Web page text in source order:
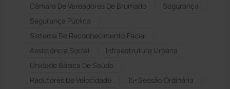
Câmara De Vereadores De Brumado
Segurança
Segurança Pública
Sistema De Reconhecimento Facial
Assistência Social
Infraestrutura Urbana
Unidade Básica De Saúde
Redutores De Velocidade
15ª Sessão Ordinária